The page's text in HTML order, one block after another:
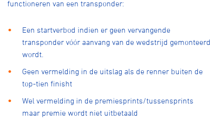
functioneren van een transponder:
Een startverbod indien er geen vervangende
transponder vóór aanvang van de wedstrijd gemonteerd
wordt.
Geen vermelding in de uitslag als de renner buiten de
top-tien finisht
Wel vermelding in de premiesprints/tussensprints
maar premie wordt niet uitbetaald